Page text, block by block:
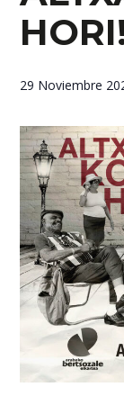
29 Noviembre